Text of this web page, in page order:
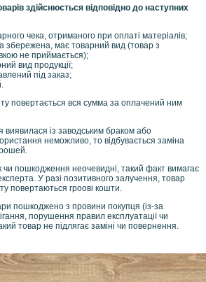
здійснюється відповідно до наступних
чека, отриманого при оплаті матеріалів;
збережена, має товарний вид (товар з
не приймається);
вид продукції;
під заказ;
повертається вся сумма за оплачений ним
із заводським браком або
неможливо, то відбувається заміна
чи пошкодження неочевидні, такий факт вимагає
У разі позитивного залучення, товар
повертаються гроові кошти.
пошкоджено з провини покупця (із-за
порушення правил експлуатації чи
товар не підлягає заміні чи повернення.